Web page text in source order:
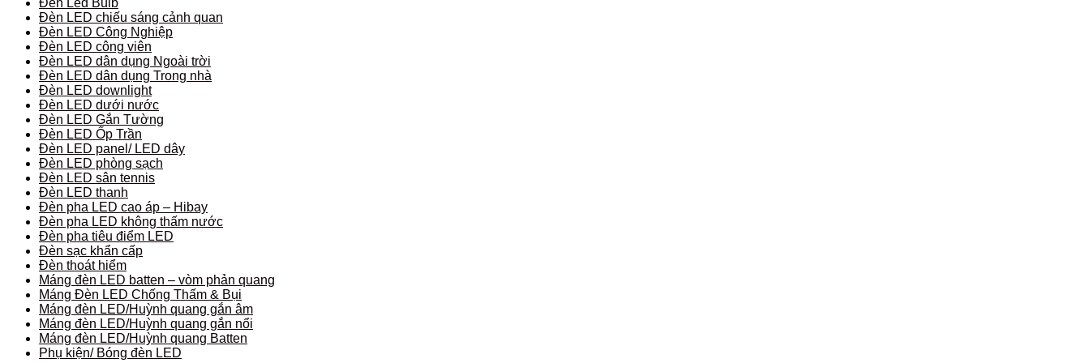
Đèn Led Bulb
Đèn LED chiếu sáng cảnh quan
Đèn LED Công Nghiệp
Đèn LED công viên
Đèn LED dân dụng Ngoài trời
Đèn LED dân dụng Trong nhà
Đèn LED downlight
Đèn LED dưới nước
Đèn LED Gắn Tường
Đèn LED Ốp Trần
Đèn LED panel/ LED dây
Đèn LED phòng sạch
Đèn LED sân tennis
Đèn LED thanh
Đèn pha LED cao áp – Hibay
Đèn pha LED không thấm nước
Đèn pha tiêu điểm LED
Đèn sạc khẩn cấp
Đèn thoát hiểm
Máng đèn LED batten – vòm phản quang
Máng Đèn LED Chống Thấm & Bụi
Máng đèn LED/Huỳnh quang gắn âm
Máng đèn LED/Huỳnh quang gắn nổi
Máng đèn LED/Huỳnh quang Batten
Phụ kiện/ Bóng đèn LED